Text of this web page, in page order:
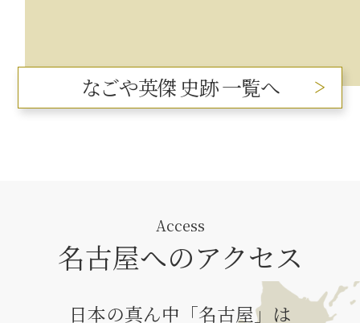
なごや英傑 史跡 一覧へ
Access
名古屋へのアクセス
日本の真ん中「名古屋」は